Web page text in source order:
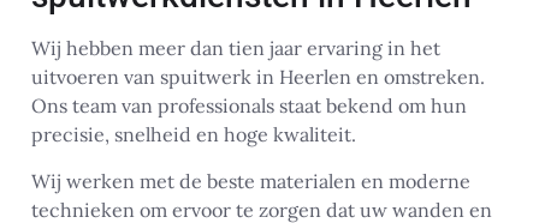
Wij hebben meer dan tien jaar ervaring in het
uitvoeren van spuitwerk in Heerlen en omstreken.
Ons team van professionals staat bekend om hun
precisie, snelheid en hoge kwaliteit.
Wij werken met de beste materialen en moderne
technieken om ervoor te zorgen dat uw wanden en